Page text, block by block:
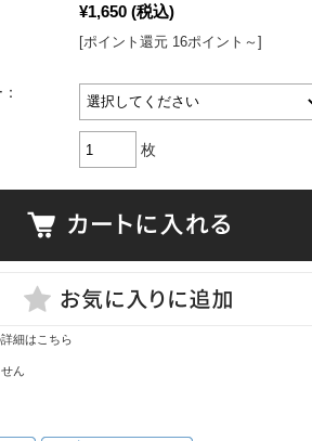
¥1,650 (税込)
[ポイント還元 16ポイント～]
枚
細はこちら
ん